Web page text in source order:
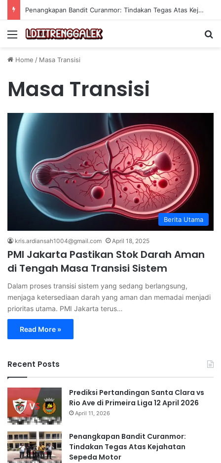
Penangkapan Bandit Curanmor: Tindakan Tegas Atas Kejahatan Sepeda Motor
Menu
Home / Masa Transisi
Masa Transisi
Berita Utama
kris.ardiansah1004@gmail.com April 18, 2025
PMI Jakarta Pastikan Stok Darah Aman
di Tengah Masa Transisi Sistem
Dalam proses transisi sistem yang sedang berlangsung,
menjaga ketersediaan darah yang aman dan memadai menjadi
prioritas utama. PMI Jakarta terus…
Read More »
Recent Posts
Prediksi Pertandingan Santa Clara vs
Rio Ave di Primeira Liga 12 April 2026
April 11, 2026
Penangkapan Bandit Curanmor:
Tindakan Tegas Atas Kejahatan
Sepeda Motor